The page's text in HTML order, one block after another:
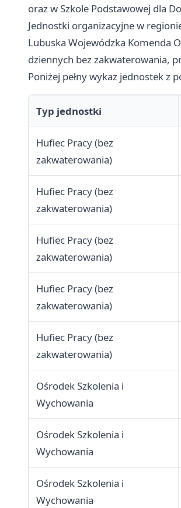
oraz w Szkole Podstawowej dla
Jednostki organizacyjne w
Lubuska Wojewódzka Komenda
dziennych bez zakwaterowania,
Poniżej pełny wykaz jednostek z
Typ jednostki
Hufiec Pracy (bez
zakwaterowania)
Hufiec Pracy (bez
zakwaterowania)
Hufiec Pracy (bez
zakwaterowania)
Hufiec Pracy (bez
zakwaterowania)
Hufiec Pracy (bez
zakwaterowania)
Ośrodek Szkolenia i
Wychowania
Ośrodek Szkolenia i
Wychowania
Ośrodek Szkolenia i
Wychowania